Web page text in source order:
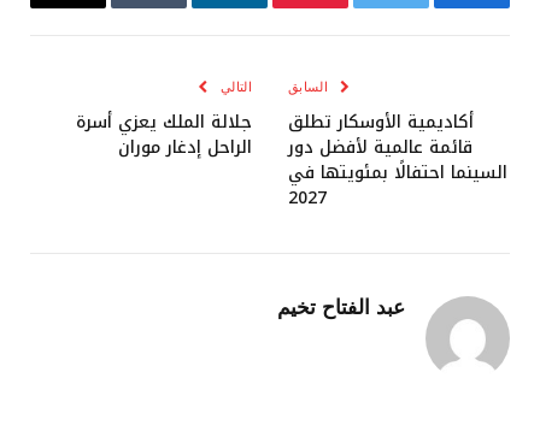
فيسبوك تويتر بينتيريستلينكدإن Tumblr
البريد
السابق
أكاديمية الأوسكار تطلق
قائمة عالمية لأفضل دور
السينما احتفالًا بمئويتها في
2027
التالي
جلالة الملك يعزي أسرة
الراحل إدغار موران
عبد الفتاح تخيم